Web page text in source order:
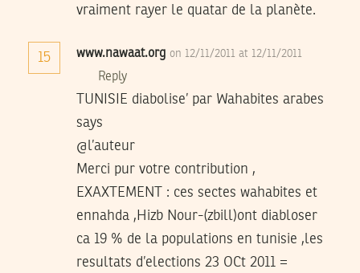
vraiment rayer le quatar de la planète.
15 www.nawaat.org on 12/11/2011 at 12/11/2011
Reply
TUNISIE diabolise’ par Wahabites arabes
says
@l’auteur
Merci pur votre contribution ,
EXAXTEMENT : ces sectes wahabites et
ennahda ,Hizb Nour-(zbill)ont diabloser
ca 19 % de la populations en tunisie ,les
resultats d’elections 23 OCt 2011 =